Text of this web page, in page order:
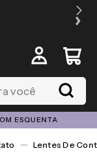
ESQUENTA
Lentes De